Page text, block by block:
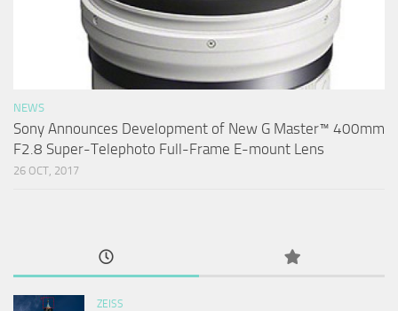
NEWS
Sony Announces Development of New G Master™ 400mm
F2.8 Super-Telephoto Full-Frame E-mount Lens
26 OCT, 2017
ZEISS